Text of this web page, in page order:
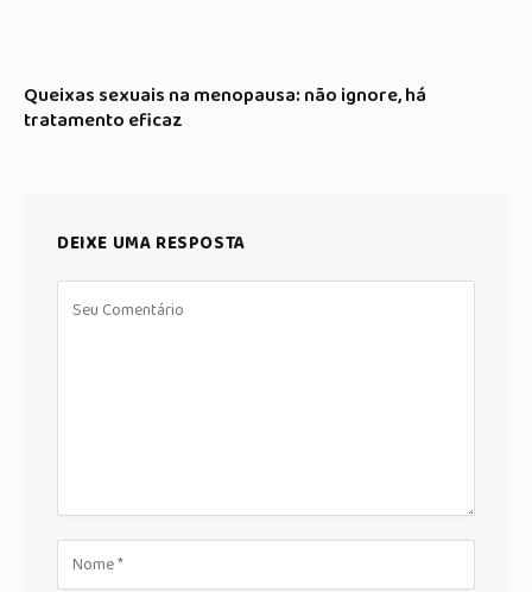
Queixas sexuais na menopausa: não ignore, há
tratamento eficaz
DEIXE UMA RESPOSTA